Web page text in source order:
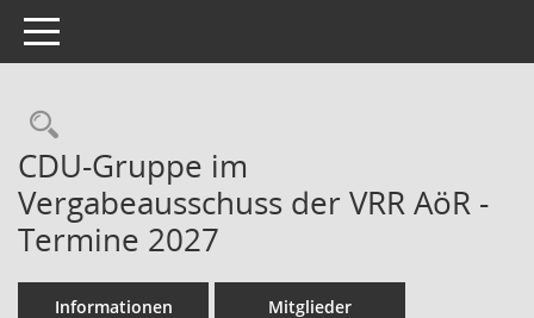
Toggle navigation
Rechercheauswahl
CDU-Gruppe im
Vergabeausschuss der VRR AöR -
Termine 2027
Informationen Mitglieder